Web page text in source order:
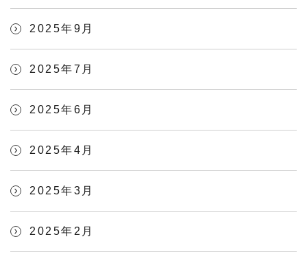
2025年9月
2025年7月
2025年6月
2025年4月
2025年3月
2025年2月